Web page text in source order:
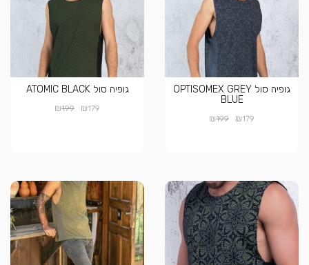
גופיה סול OPTISOMEX GREY
BLUE
₪179
₪199
גופיה סול ATOMIC BLACK
₪179
₪199